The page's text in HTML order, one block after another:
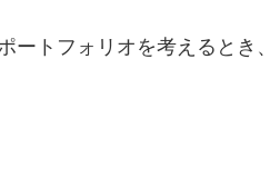
ートフォリオを考えるとき